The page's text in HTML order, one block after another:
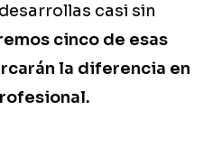
casi sin
cinco de esas
la diferencia en